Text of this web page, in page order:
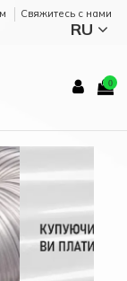
Cвяжитесь с нами
RU
0